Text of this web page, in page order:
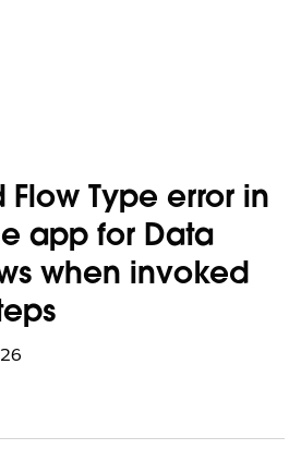
Flow Type error in
app for Data
when invoked